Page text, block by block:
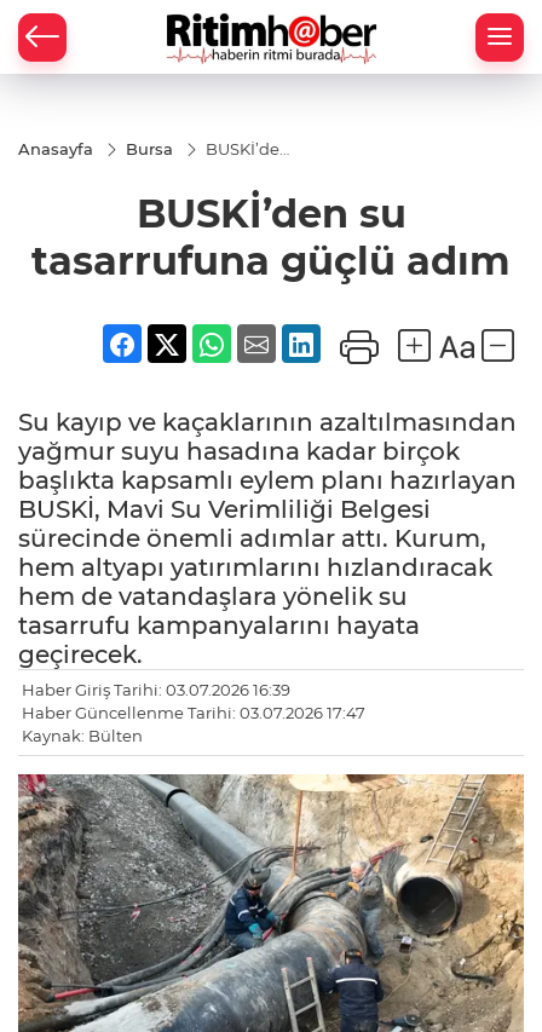
Anasayfa Bursa
BUSKİ’den
tasarrufuna
güçlü adım
BUSKİ’den su
tasarrufuna güçlü adım
Su kayıp ve kaçaklarının azaltılmasından
yağmur suyu hasadına kadar birçok
başlıkta kapsamlı eylem planı hazırlayan
BUSKİ, Mavi Su Verimliliği Belgesi
sürecinde önemli adımlar attı. Kurum,
hem altyapı yatırımlarını hızlandıracak
hem de vatandaşlara yönelik su
tasarrufu kampanyalarını hayata
geçirecek.
Haber Giriş Tarihi: 03.07.2026 16:39
Haber Güncellenme Tarihi: 03.07.2026 17:47
Kaynak: Bülten